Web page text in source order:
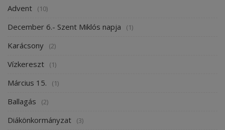
Advent (10)
December 6.- Szent Miklós napja (1)
Karácsony (2)
Vízkereszt (1)
Március 15. (1)
Ballagás (2)
Diákönkormányzat (3)